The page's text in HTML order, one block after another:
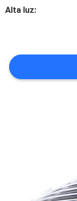
PIDA
UNA
PRIVACY
Alta luz: